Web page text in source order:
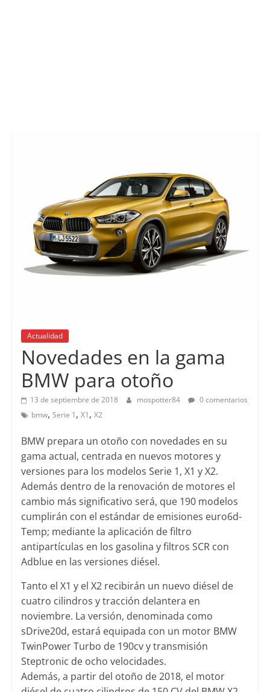
Actualidad
Novedades en la gama
BMW para otoño
13 de septiembre de 2018 mospotter84
0 comentarios
bmw, Serie 1, X1, X2
BMW prepara un otoño con novedades en su
gama actual, centrada en nuevos motores y
versiones para los modelos Serie 1, X1 y X2.
Además dentro de la renovación de motores el
cambio más significativo será, que 190 modelos
cumplirán con el estándar de emisiones euro6d-
Temp; mediante la aplicación de filtro
antipartículas en los gasolina y filtros SCR con
Adblue en las versiones diésel.
Tanto el X1 y el X2 recibirán un nuevo diésel de
cuatro cilindros y tracción delantera en
noviembre. La versión, denominada como
sDrive20d, estará equipada con un motor BMW
TwinPower Turbo de 190cv y transmisión
Steptronic de ocho velocidades.
Además, a partir del otoño de 2018, el motor